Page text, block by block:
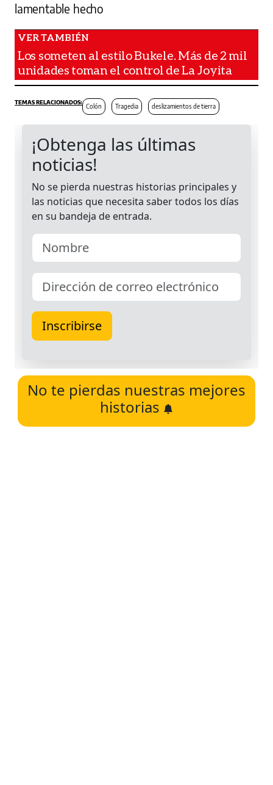
lamentable hecho
Los someten al estilo Bukele. Más de 2 mil
unidades toman el control de La Joyita
Colón Tragedia deslizamientos de tierra
No te pierdas nuestras mejores
historias